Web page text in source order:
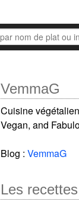
VemmaG
Cuisine
Vegan, and
Blog :VemmaG
Les